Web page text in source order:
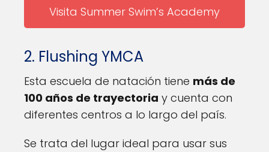
Visita Summer Swim’s Academy
2. Flushing YMCA
Esta escuela de natación tiene más de
100 años de trayectoria y cuenta con
diferentes centros a lo largo del país.
Se trata del lugar ideal para usar sus